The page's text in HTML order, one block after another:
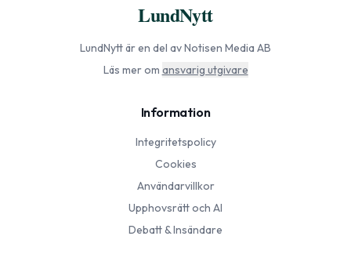
LundNytt
LundNyttär en del av Notisen Media AB
Läs mer om ansvarig utgivare
Information
Integritetspolicy
Cookies
Användarvillkor
Upphovsrätt och AI
Debatt & Insändare